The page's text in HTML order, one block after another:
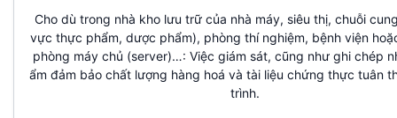
Cho dù trong nhà kho lưu trữ của nhà máy, siêu thị, chuỗi
vực thực phẩm, dược phẩm), phòng thí nghiệm, bệnh viện
phòng máy chủ (server)…: Việc giám sát, cũng như ghi chép
ẩm đảm bảo chất lượng hàng hoá và tài liệu chứng thực tuân
trình.